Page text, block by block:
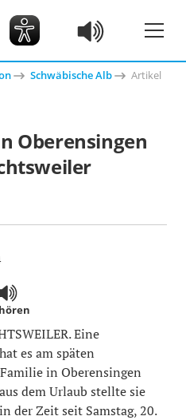
Schwäbische Alb Artikel
Oberensingen
Eine
es am späten
in Oberensingen
dem Urlaub stellte sie
der Zeit seit Samstag, 20.